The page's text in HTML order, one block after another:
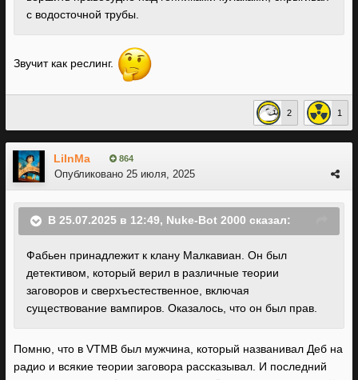
с водосточной трубы.
Звучит как реслинг.
2 1
LiInMa 864
Опубликовано 25 июля, 2025
В 25.07.2025 в 12:49, Nuke-Bot 2000 сказал:
Фабьен принадлежит к клану Малкавиан. Он был
детективом, который верил в различные теории
заговоров и сверхъестественное, включая
существование вампиров. Оказалось, что он был прав.
Помню, что в VTMB был мужчина, который названивал Деб на
радио и всякие теории заговора рассказывал. И последний